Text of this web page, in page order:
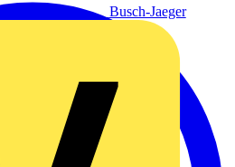
Busch-Jaeger